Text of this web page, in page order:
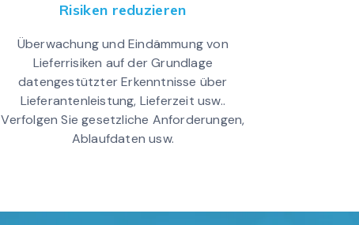
Risiken reduzieren
Überwachung und Eindämmung von
Lieferrisiken auf der Grundlage
datengestützter Erkenntnisse über
Lieferantenleistung, Lieferzeit usw..
Verfolgen Sie gesetzliche Anforderungen,
Ablaufdaten usw.